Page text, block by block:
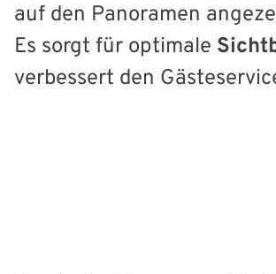
auf den Panoramen
Es sorgt für optimale
verbessert den